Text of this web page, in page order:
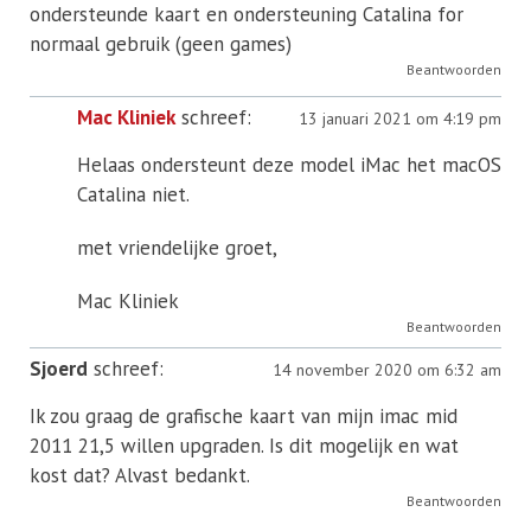
ondersteunde kaart en ondersteuning Catalina for
normaal gebruik (geen games)
Beantwoorden
Mac Kliniek schreef: 13 januari 2021 om 4:19 pm
Helaas ondersteunt deze model iMac het macOS
Catalina niet.
met vriendelijke groet,
Mac Kliniek
Beantwoorden
Sjoerd schreef: 14 november 2020 om 6:32 am
Ik zou graag de grafische kaart van mijn imac mid
2011 21,5 willen upgraden. Is dit mogelijk en wat
kost dat? Alvast bedankt.
Beantwoorden